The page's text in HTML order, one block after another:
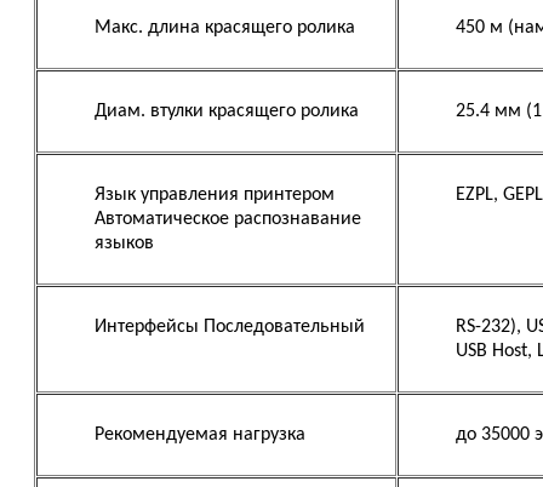
Макс. длина красящего ролика 450 м
Диам. втулки красящего ролика 25.4 мм
Язык управления принтером
Автоматическое распознавание
языков
EZPL,
Интерфейсы Последовательный
RS-232),
USB Host,
Рекомендуемая нагрузка до 35000